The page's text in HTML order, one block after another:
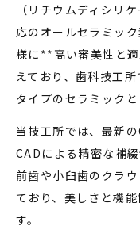
（リチウムディシリ
応のオールセラミッ
様に**高い審美性と
えており、歯科技工
タイプのセラミック
当技工所では、最新
CADによる精密な補
前歯や小臼歯のクラ
ており、美しさと機
す。